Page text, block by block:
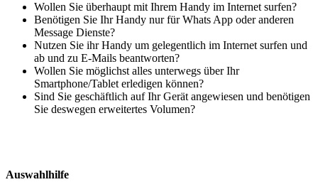
Wollen Sie überhaupt mit Ihrem Handy im Internet surfen?
Benötigen Sie Ihr Handy nur für Whats App oder anderen
Message Dienste?
Nutzen Sie ihr Handy um gelegentlich im Internet surfen und
ab und zu E-Mails beantworten?
Wollen Sie möglichst alles unterwegs über Ihr
Smartphone/Tablet erledigen können?
Sind Sie geschäftlich auf Ihr Gerät angewiesen und benötigen
Sie deswegen erweitertes Volumen?
Auswahlhilfe